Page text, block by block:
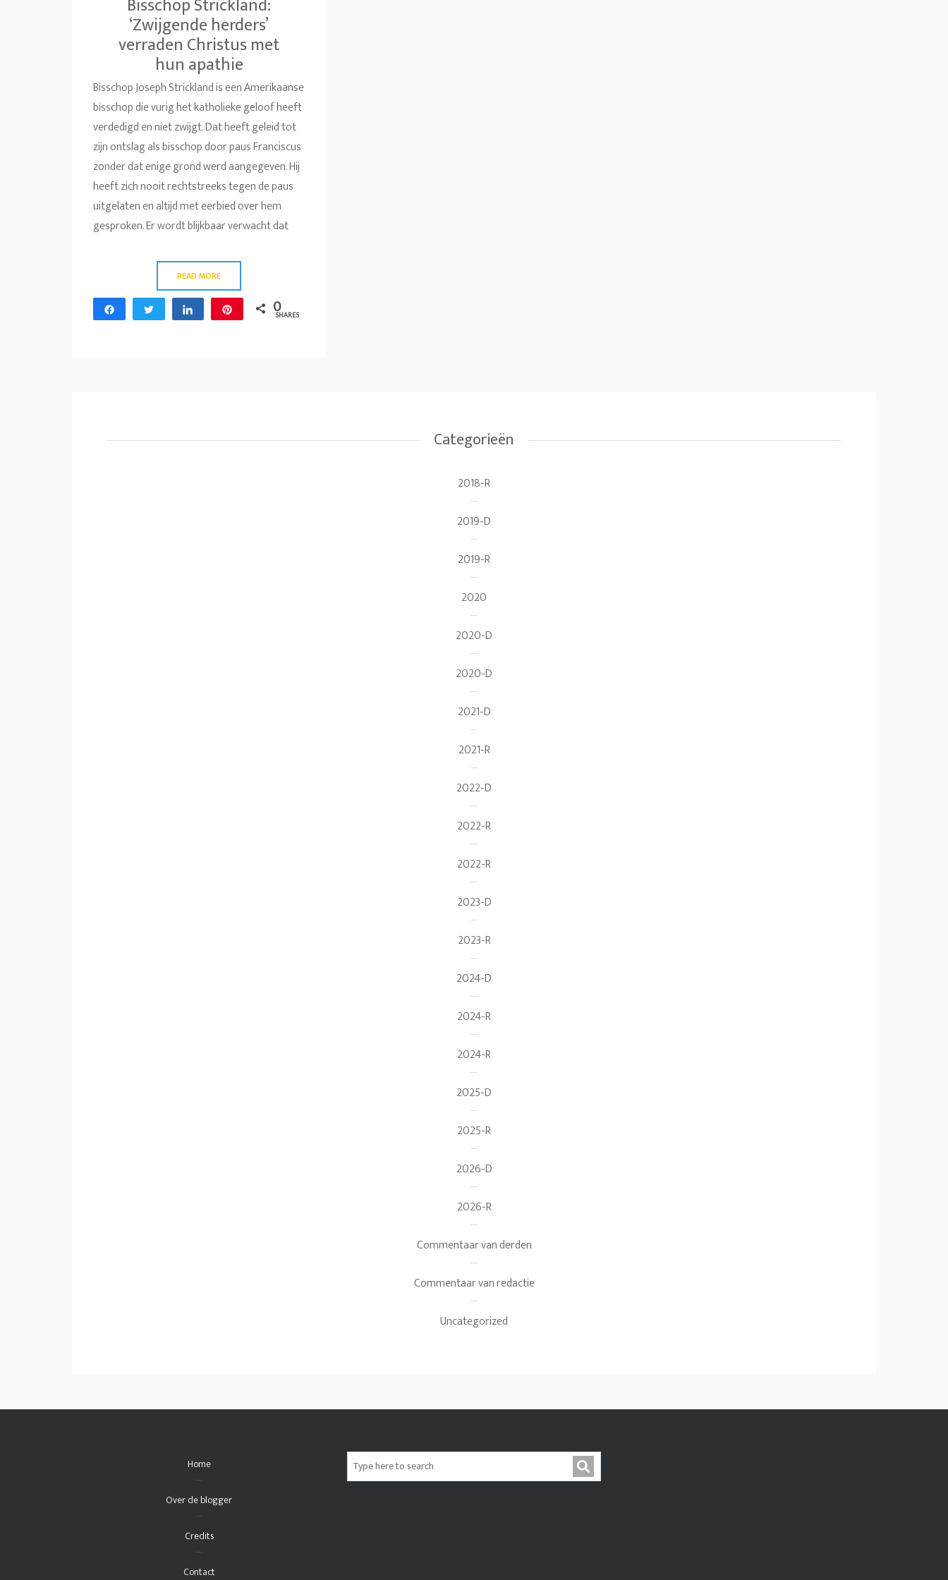
Bisschop Strickland:
‘Zwijgende herders’
verraden Christus met
hun apathie
Bisschop Joseph Strickland is een Amerikaanse
bisschop die vurig het katholieke geloof heeft
verdedigd en niet zwijgt. Dat heeft geleid tot
zijn ontslag als bisschop door paus Franciscus
zonder dat enige grond werd aangegeven. Hij
heeft zich nooit rechtstreeks tegen de paus
uitgelaten en altijd met eerbied over hem
gesproken. Er wordt blijkbaar verwacht dat
READ MORE
Share Tweet Share Pin 0
SHARES
Categorieën
2018-R
2019-D
2019-R
2020
2020-D
2020-D
2021-D
2021-R
2022-D
2022-R
2022-R
2023-D
2023-R
2024-D
2024-R
2024-R
2025-D
2025-R
2026-D
2026-R
Commentaar van derden
Commentaar van redactie
Uncategorized
Home
Over de blogger
Credits
Contact